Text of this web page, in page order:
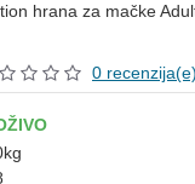
0 recenzija(e)